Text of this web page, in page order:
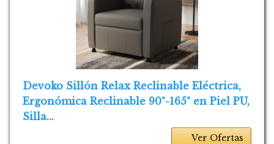
Devoko Sillón Relax Reclinable Eléctrica,
Ergonómica Reclinable 90°-165° en Piel PU,
Silla...
Ver Ofertas